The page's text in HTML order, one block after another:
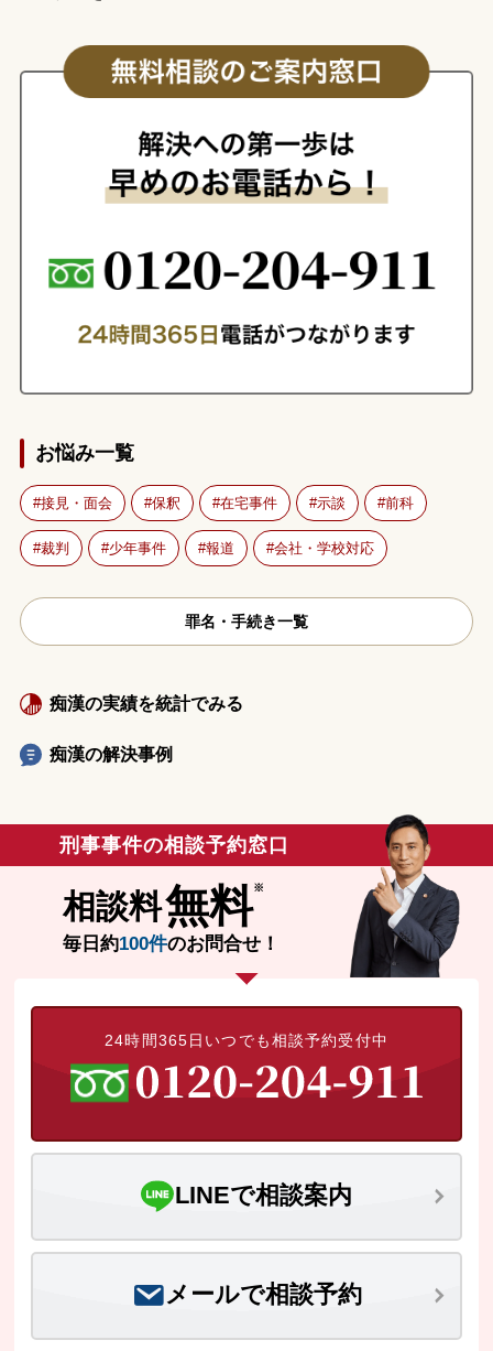
お悩み一覧
接見・面会 保釈 在宅事件 示談 前科
裁判 少年事件 報道 会社・学校対応
罪名・手続き一覧
痴漢の実績を統計でみる
痴漢の解決事例
刑事事件の相談予約窓口
相談料無料
毎日約100件のお問合せ！
24時間365日いつでも相談予約受付中
LINEで相談案内
メールで相談予約